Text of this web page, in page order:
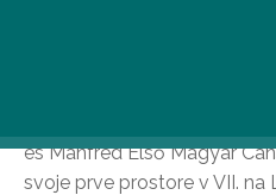
és Manfréd Első Magyar
svoje prve prostore v VII.